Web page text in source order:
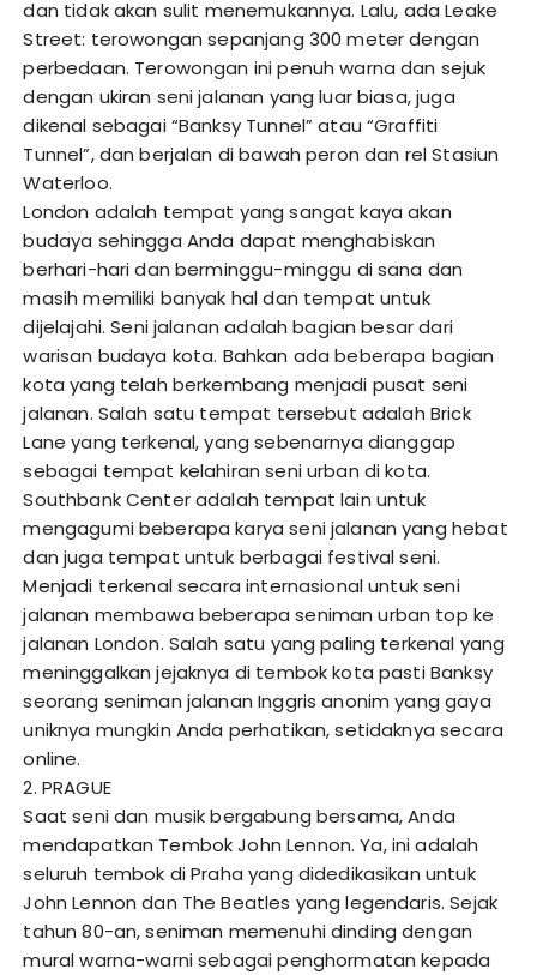
dan tidak akan sulit menemukannya. Lalu, ada Leake
Street: terowongan sepanjang 300 meter dengan
perbedaan. Terowongan ini penuh warna dan sejuk
dengan ukiran seni jalanan yang luar biasa, juga
dikenal sebagai “Banksy Tunnel” atau “Graffiti
Tunnel”, dan berjalan di bawah peron dan rel Stasiun
Waterloo.
London adalah tempat yang sangat kaya akan
budaya sehingga Anda dapat menghabiskan
berhari-hari dan berminggu-minggu di sana dan
masih memiliki banyak hal dan tempat untuk
dijelajahi. Seni jalanan adalah bagian besar dari
warisan budaya kota. Bahkan ada beberapa bagian
kota yang telah berkembang menjadi pusat seni
jalanan. Salah satu tempat tersebut adalah Brick
Lane yang terkenal, yang sebenarnya dianggap
sebagai tempat kelahiran seni urban di kota.
Southbank Center adalah tempat lain untuk
mengagumi beberapa karya seni jalanan yang hebat
dan juga tempat untuk berbagai festival seni.
Menjadi terkenal secara internasional untuk seni
jalanan membawa beberapa seniman urban top ke
jalanan London. Salah satu yang paling terkenal yang
meninggalkan jejaknya di tembok kota pasti Banksy
seorang seniman jalanan Inggris anonim yang gaya
uniknya mungkin Anda perhatikan, setidaknya secara
online.
2. PRAGUE
Saat seni dan musik bergabung bersama, Anda
mendapatkan Tembok John Lennon. Ya, ini adalah
seluruh tembok di Praha yang didedikasikan untuk
John Lennon dan The Beatles yang legendaris. Sejak
tahun 80-an, seniman memenuhi dinding dengan
mural warna-warni sebagai penghormatan kepada